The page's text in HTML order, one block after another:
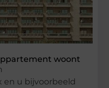
woont
u bijvoorbeeld